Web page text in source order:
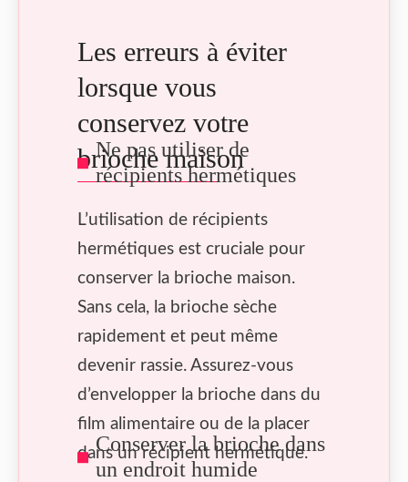
Les erreurs à éviter
lorsque vous
conservez votre
brioche maison
Ne pas utiliser de
récipients hermétiques
L’utilisation de récipients
hermétiques est cruciale pour
conserver la brioche maison.
Sans cela, la brioche sèche
rapidement et peut même
devenir rassie. Assurez-vous
d’envelopper la brioche dans du
film alimentaire ou de la placer
dans un récipient hermétique.
Conserver la brioche dans
un endroit humide